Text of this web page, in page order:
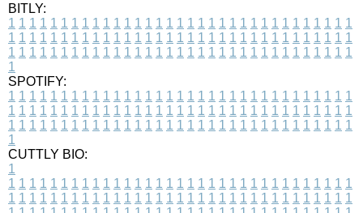
BITLY:
1 1 1 1 1 1 1 1 1 1 1 1 1 1 1 1 1 1 1 1 1 1 1 1 1 1 1 1 1 1 1 1 1
1 1 1 1 1 1 1 1 1 1 1 1 1 1 1 1 1 1 1 1 1 1 1 1 1 1 1 1 1 1 1 1 1
1 1 1 1 1 1 1 1 1 1 1 1 1 1 1 1 1 1 1 1 1 1 1 1 1 1 1 1 1 1 1 1 1
1
SPOTIFY:
1 1 1 1 1 1 1 1 1 1 1 1 1 1 1 1 1 1 1 1 1 1 1 1 1 1 1 1 1 1 1 1 1
1 1 1 1 1 1 1 1 1 1 1 1 1 1 1 1 1 1 1 1 1 1 1 1 1 1 1 1 1 1 1 1 1
1 1 1 1 1 1 1 1 1 1 1 1 1 1 1 1 1 1 1 1 1 1 1 1 1 1 1 1 1 1 1 1 1
1
CUTTLY BIO:
1
1 1 1 1 1 1 1 1 1 1 1 1 1 1 1 1 1 1 1 1 1 1 1 1 1 1 1 1 1 1 1 1 1
1 1 1 1 1 1 1 1 1 1 1 1 1 1 1 1 1 1 1 1 1 1 1 1 1 1 1 1 1 1 1 1 1